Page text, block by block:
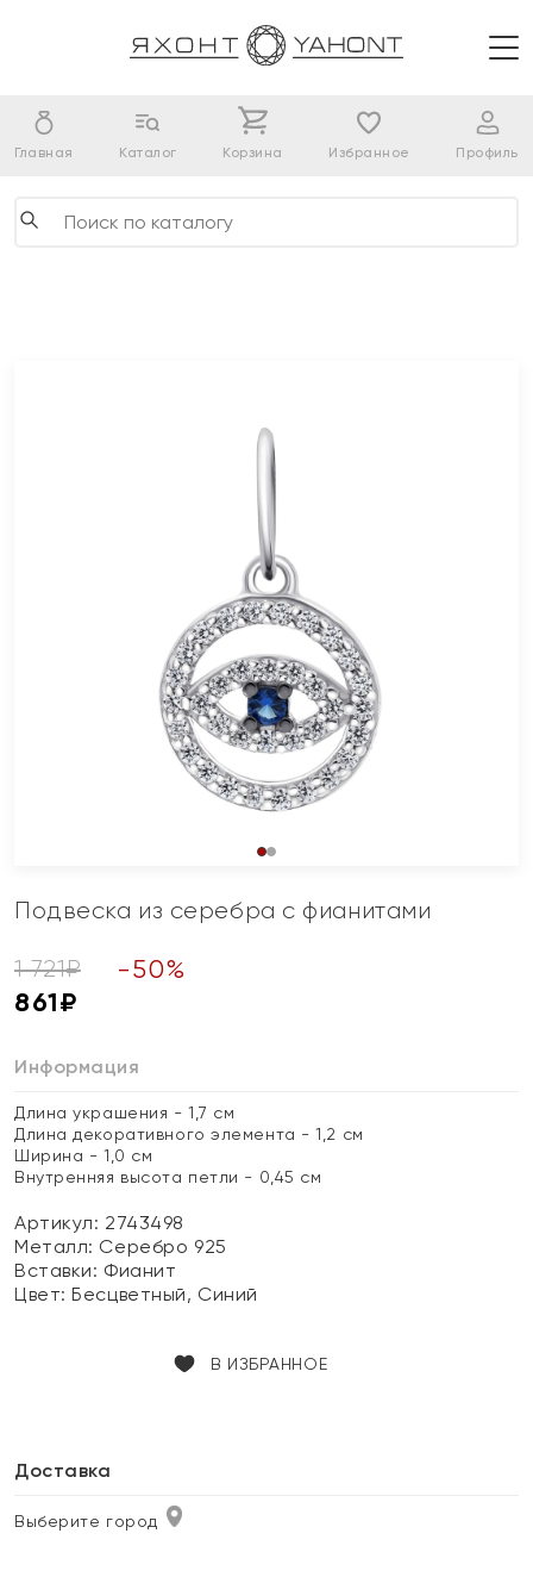
Главная Каталог Корзина Избранное Профиль
Подвеска из серебра с фианитами
1 721₽ -50%
861₽
Информация
Длина украшения - 1,7 см
Длина декоративного элемента - 1,2 см
Ширина - 1,0 см
Внутренняя высота петли - 0,45 см
Артикул: 2743498
Металл: Серебро 925
Вставки: Фианит
Цвет:Бесцветный, Синий
В ИЗБРАННОЕ
Доставка
Выберите город